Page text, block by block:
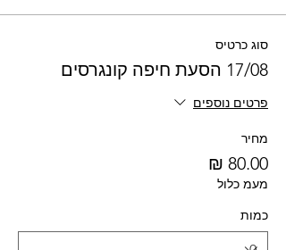
סוג כרטיס
17/08 הסעת חיפה קונגרסים
פרטים נוספים
מחיר
מעמ כלול
כמות